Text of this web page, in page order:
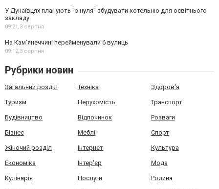
У Дунаївцях планують "з нуля" збудувати котельню для освітнього
закладу
09:21,3 серпня
На Камʼянеччині перейменували 6 вулиць
09:12,3 серпня
Рубрики новин
Загальний розділ Техніка Здоров'я
Туризм Нерухомість Транспорт
Будівництво Відпочинок Розваги
Бізнес Меблі Спорт
Жіночий розділ Інтернет Культура
Економіка Інтер'єр Мода
Кулінарія Послуги Родина